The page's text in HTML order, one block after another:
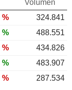
Volumen
%
324.841
%
488.551
%
434.826
%
483.907
% 287.534